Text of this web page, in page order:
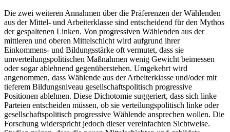
Die zwei weiteren Annahmen über die Präferenzen der Wählenden
aus der Mittel- und Arbeiterklasse sind entscheidend für den Mythos
der gespaltenen Linken. Von progressiven Wählenden aus der
mittleren und oberen Mittelschicht wird aufgrund ihrer
Einkommens- und Bildungsstärke oft vermutet, dass sie
umverteilungspolitischen Maßnahmen wenig Gewicht beimessen
oder sogar ablehnend gegenüberstehen. Umgekehrt wird
angenommen, dass Wählende aus der Arbeiterklasse und/oder mit
tieferem Bildungsniveau gesellschaftspolitisch progressive
Positionen ablehnen. Diese Dichotomie suggeriert, dass sich linke
Parteien entscheiden müssen, ob sie verteilungspolitisch linke oder
gesellschaftspolitisch progressive Wählende ansprechen wollen. Die
Forschung widerspricht jedoch dieser vereinfachten Sichtweise.